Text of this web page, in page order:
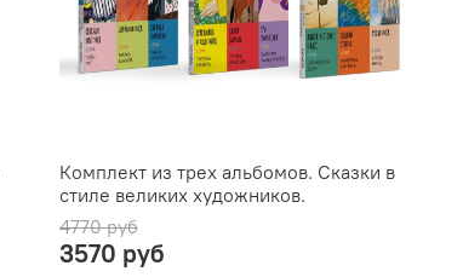
Комплект из трех альбомов. Сказки в
стиле великих художников.
4770 руб
3570 руб